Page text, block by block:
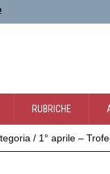
RUBRICHE
/ 1° aprile –